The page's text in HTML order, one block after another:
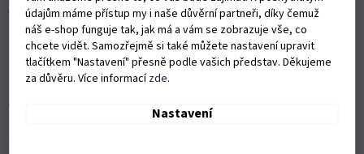
údajům máme přístup my i naše důvěrní partneři, díky čemuž
náš e-shop funguje tak, jak má a vám se zobrazuje vše, co
chcete vidět. Samozřejmě si také můžete nastavení upravit
tlačítkem "Nastavení" přesně podle vašich představ. Děkujeme
za důvěru. Více informacízde.
Nastavení
Autorizovaný servis Husqvarna